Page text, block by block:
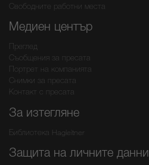
Свободните работни места
Медиен център
Преглед
Съобщения за пресата
Портрет на компанията
Снимки за пресата
Контакт с пресата
За изтегляне
Библиотека Hagleitner
Защита на личните данни